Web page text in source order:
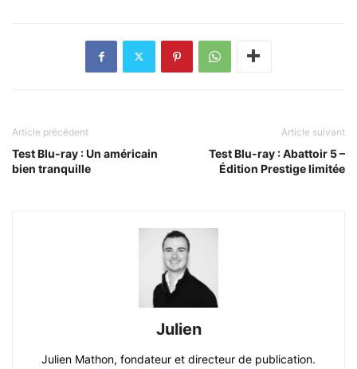
Article précédent
Test Blu-ray : Un américain
bien tranquille
Article suivant
Test Blu-ray : Abattoir 5 –
Édition Prestige limitée
Julien
Julien Mathon, fondateur et directeur de publication.